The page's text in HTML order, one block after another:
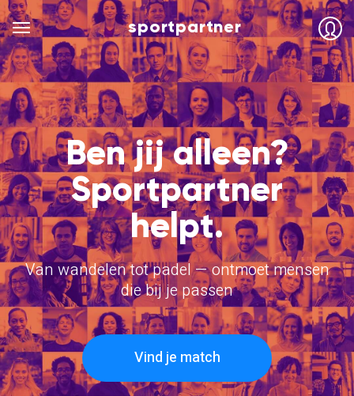
sportpartner
Ben jij alleen?
Sportpartner
helpt.
Van wandelen tot padel — ontmoet mensen
die bij je passen
Vind je match